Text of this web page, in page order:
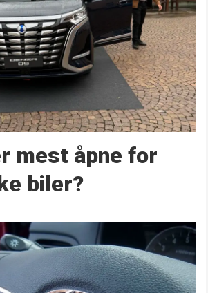
mest åpne for
biler?